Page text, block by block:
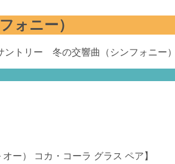
ォニー）
ー） コカ・コーラ グラス ペア】